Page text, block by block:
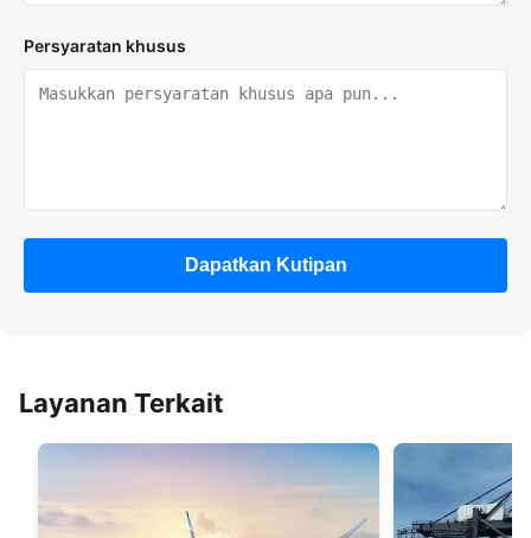
Persyaratan khusus
Dapatkan Kutipan
Layanan Terkait